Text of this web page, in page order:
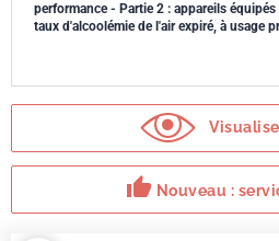
performance - Partie 2 : appareils
taux d'alcoolémie de l'air expiré, à usage
thumb_up Nouveau :